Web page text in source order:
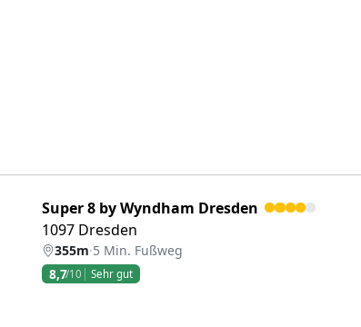
Super 8 by Wyndham Dresden
1097 Dresden
355m·5 Min. Fußweg
8,7/10 Sehr gut